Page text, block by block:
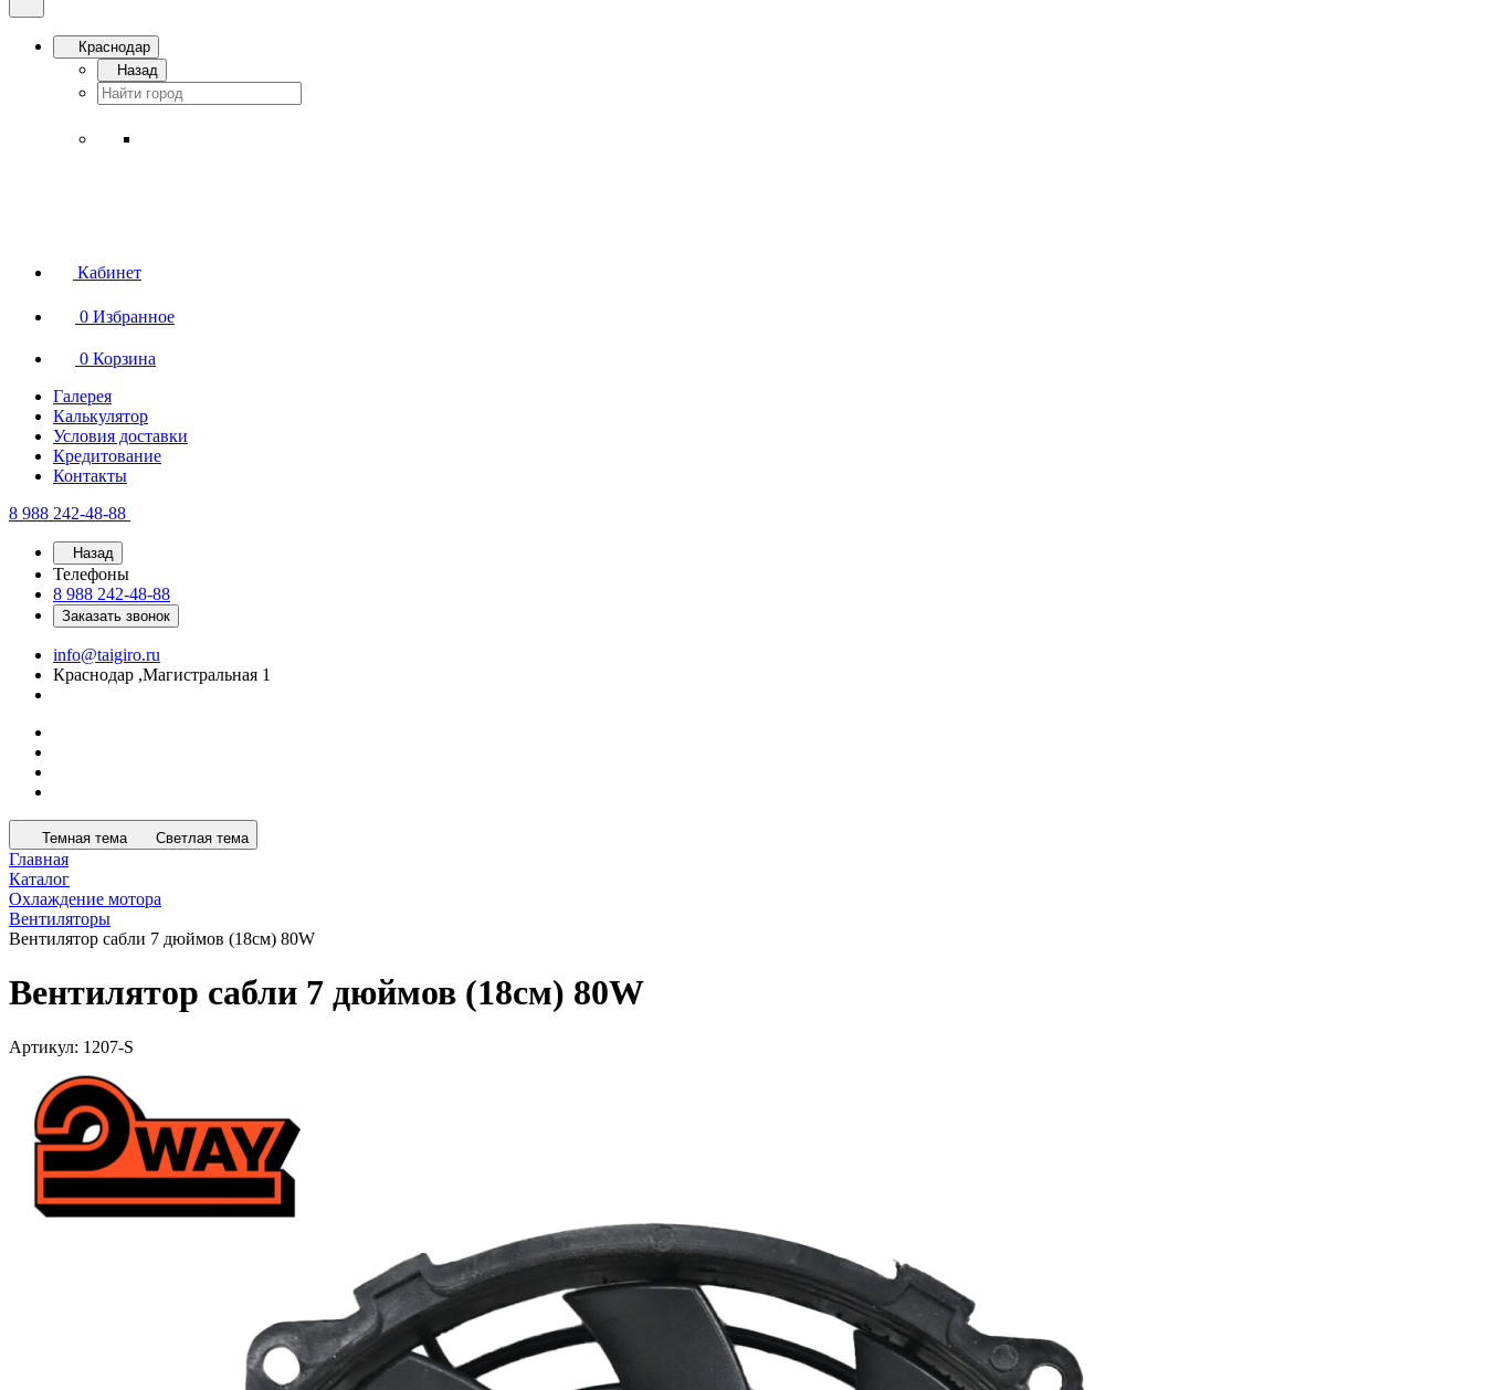
Краснодар
Назад
Кабинет
0 Избранное
0 Корзина
Галерея
Калькулятор
Условия доставки
Кредитование
Контакты
8 988 242-48-88
Назад
Телефоны
8 988 242-48-88
Заказать звонок
info@taigiro.ru
Краснодар ,Магистральная 1
Темная тема Светлая тема
Главная
Каталог
Охлаждение мотора
Вентиляторы
Вентилятор сабли 7 дюймов (18см) 80W
Вентилятор сабли 7 дюймов (18см) 80W
Артикул: 1207-S